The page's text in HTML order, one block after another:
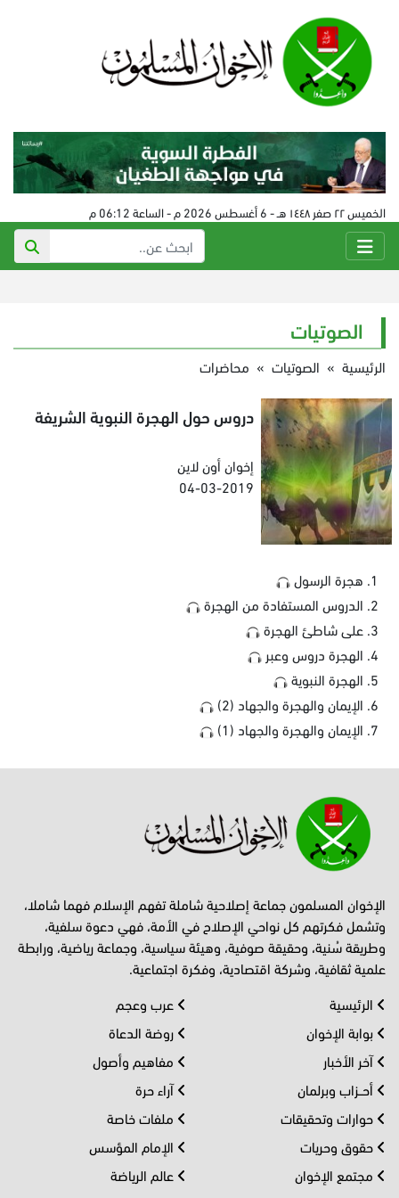
الخميس ٢٢ صفر ١٤٤٨ هـ - 6 أغسطس 2026 م - الساعة 06:12 م
الصوتيات
الرئيسية » الصوتيات » محاضرات
دروس حول الهجرة النبوية الشريفة
إخوان أون لاين
04-03-2019
هجرة الرسول
الدروس المستفادة من الهجرة
على شاطئ الهجرة
الهجرة دروس وعبر
الهجرة النبوية
الإيمان والهجرة والجهاد (2)
الإيمان والهجرة والجهاد (1)
الإخوان المسلمون جماعة إصلاحية شاملة تفهم الإسلام فهما شاملا،
وتشمل فكرتهم كل نواحي الإصلاح في الأمة، فهي دعوة سلفية،
وطريقة سُنية، وحقيقة صوفية، وهيئة سياسية، وجماعة رياضية، ورابطة
علمية ثقافية، وشركة اقتصادية، وفكرة اجتماعية.
الرئيسية
بوابة الإخوان
آخر الأخبار
أحــزاب وبرلمان
حوارات وتحقيقات
حقوق وحريات
مجتمع الإخوان
عرب وعجم
روضة الدعاة
مفاهيم وأصول
آراء حرة
ملفات خاصة
الإمام المؤسس
عالم الرياضة